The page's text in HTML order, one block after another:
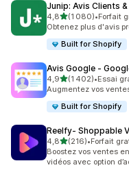
Junip: Avis Clients
4,8étoile(s) sur 5
(1 080)
1080 avis au total
•Forfait
Obtenez plus d'avis
Built for Shopify
Avis Google ‑
4,9étoile(s) sur 5
(1 402)
1402 avis au total
•Essai
Augmentez vos
Built for Shopify
Reelfy‑ Shoppable
4,8étoile(s) sur 5
(216)
216 avis au total
•Forfait
Boostez vos ventes
vidéos avec option